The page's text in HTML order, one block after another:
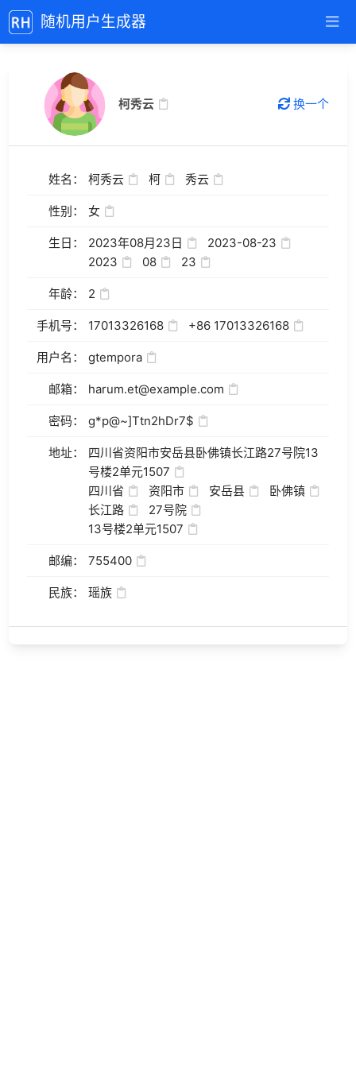
随机用户生成器
柯秀云 换一个
姓名： 柯秀云 柯 秀云
性别： 女
生日： 2023年08月23日
2023-08-23
2023
08 23
年龄： 2
手机号： 17013326168 +86 17013326168
用户名： gtempora
邮箱： harum.et@example.com
密码： g*p@~]Ttn2hDr7$
地址：
四川省资阳市安岳县卧佛镇长江路27号院13
号楼2单元1507
四川省
资阳市 安岳县
卧佛镇
长江路
27号院
13号楼2单元1507
邮编： 755400
民族： 瑶族